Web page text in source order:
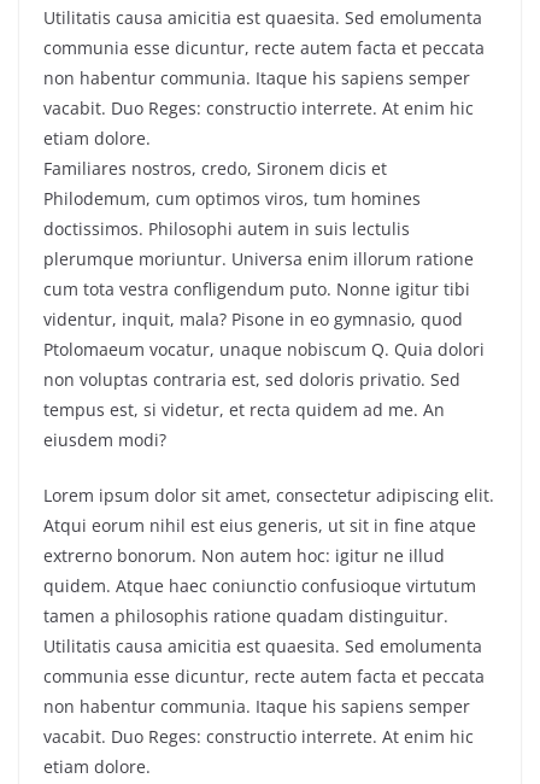
Utilitatis causa amicitia est quaesita. Sed emolumenta
communia esse dicuntur, recte autem facta et peccata
non habentur communia. Itaque his sapiens semper
vacabit. Duo Reges: constructio interrete. At enim hic
etiam dolore.
Familiares nostros, credo, Sironem dicis et
Philodemum, cum optimos viros, tum homines
doctissimos. Philosophi autem in suis lectulis
plerumque moriuntur. Universa enim illorum ratione
cum tota vestra confligendum puto. Nonne igitur tibi
videntur, inquit, mala? Pisone in eo gymnasio, quod
Ptolomaeum vocatur, unaque nobiscum Q. Quia dolori
non voluptas contraria est, sed doloris privatio. Sed
tempus est, si videtur, et recta quidem ad me. An
eiusdem modi?
Lorem ipsum dolor sit amet, consectetur adipiscing elit.
Atqui eorum nihil est eius generis, ut sit in fine atque
extrerno bonorum. Non autem hoc: igitur ne illud
quidem. Atque haec coniunctio confusioque virtutum
tamen a philosophis ratione quadam distinguitur.
Utilitatis causa amicitia est quaesita. Sed emolumenta
communia esse dicuntur, recte autem facta et peccata
non habentur communia. Itaque his sapiens semper
vacabit. Duo Reges: constructio interrete. At enim hic
etiam dolore.